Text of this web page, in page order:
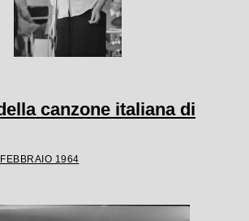
canzone italiana di
1964